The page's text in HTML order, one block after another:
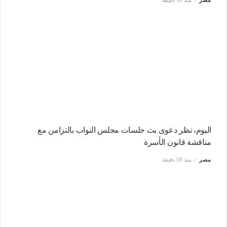
اليوم، نظر دعوى بث جلسات مجلس النواب بالتزامن مع
مناقشة قانون الأسرة
مصر منذ 59 دقيقة